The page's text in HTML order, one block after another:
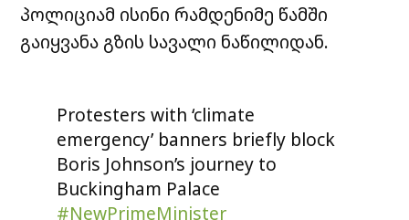
პოლიციამ ისინი რამდენიმე წამში
გაიყვანა გზის სავალი ნაწილიდან.
Protesters with ‘climate
emergency’ banners briefly block
Boris Johnson’s journey to
Buckingham Palace
#NewPrimeMinister